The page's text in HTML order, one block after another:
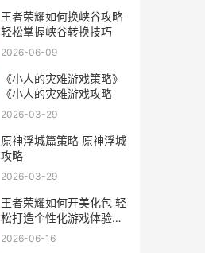
王者荣耀如何换峡谷攻略
轻松掌握峡谷转换技巧
2026-06-09
《小人的灾难游戏策略》
《小人的灾难游戏攻略
2026-03-29
原神浮城篇策略 原神浮城
攻略
2026-03-29
王者荣耀如何开美化包 轻
松打造个性化游戏体验攻
略
2026-06-16